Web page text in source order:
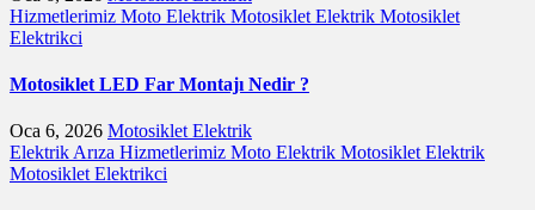
Hizmetlerimiz Moto Elektrik Motosiklet Elektrik Motosiklet
Elektrikci
Motosiklet LED Far Montajı Nedir ?
Oca 6, 2026 Motosiklet Elektrik
Elektrik Arıza Hizmetlerimiz Moto Elektrik Motosiklet Elektrik
Motosiklet Elektrikci